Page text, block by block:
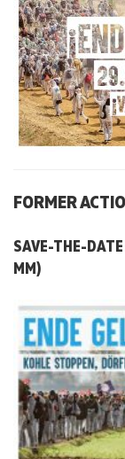
FORMER
SAVE-THE-
MM)